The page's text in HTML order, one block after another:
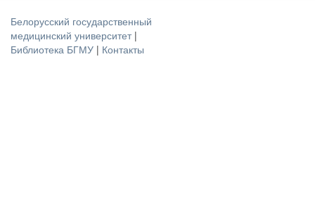
Белорусский государственный
медицинский университет |
Библиотека БГМУ | Контакты